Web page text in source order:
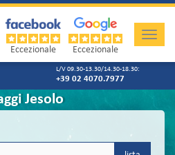
Toggle
Eccezionale Eccezionale
L/V 09.30-13.30/14.30-18.30:
+39 02 4070.7977
Jesolo